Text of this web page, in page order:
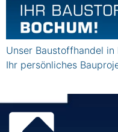
Unser Baustoffhandel
Ihr persönliches